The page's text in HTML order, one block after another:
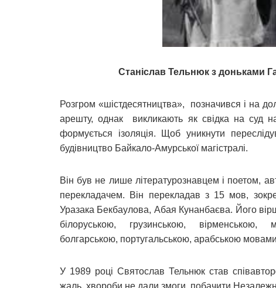
Станіслав Тельнюк з доньками
Розгром «шістдесятництва», позначився і на
арешту, однак викликають як свідка на суд
формується ізоляція. Щоб уникнути
будівництво Байкало-Амурської магістралі.
Він був не лише літературознавцем і поетом,
перекладачем. Він перекладав з 15 мов,
Уразака Бекбаулова, Абая Кунанбаєва. Його
білоруською, грузинською, вірменською,
болгарською, португальською, арабською
У 1989 році Святослав Тельнюк став
жаль, хвороби не дали змоги побачити